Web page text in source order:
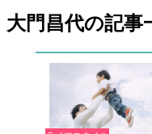
大門昌代の記事